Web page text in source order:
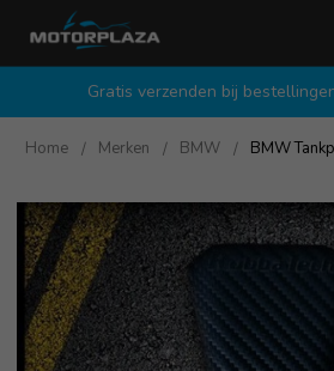
Gratis verzenden bij
Home Merken BMW BMW